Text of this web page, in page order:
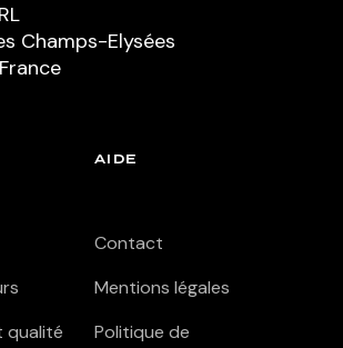
Champs-Elysées
qualité
AIDE
Contact
Mentions légales
Politique de